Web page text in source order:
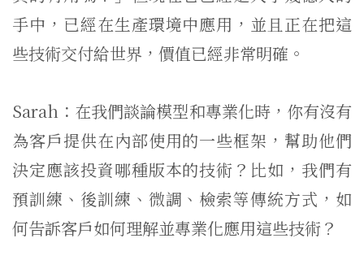
手中，已經在生產環境中應用，並且正在把這
些技術交付給世界，價值已經非常明確。
Sarah：在我們談論模型和專業化時，你有沒有
為客戶提供在內部使用的一些框架，幫助他們
決定應該投資哪種版本的技術？比如，我們有
預訓練、後訓練、微調、檢索等傳統方式，如
何告訴客戶如何理解並專業化應用這些技術？